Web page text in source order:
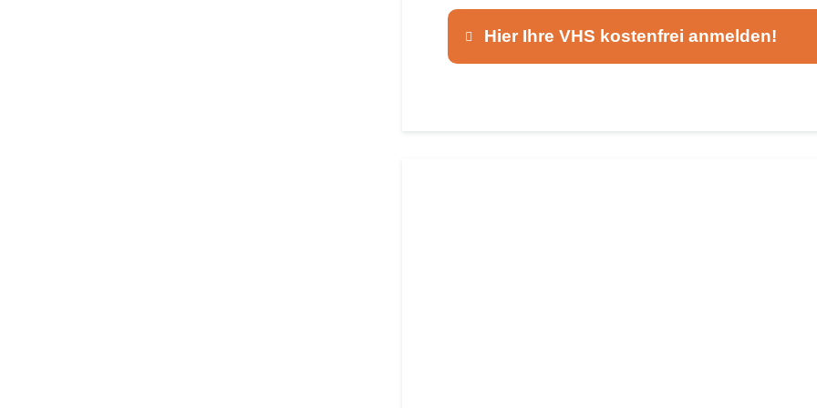
Hier Ihre VHS kostenfrei anmelden!